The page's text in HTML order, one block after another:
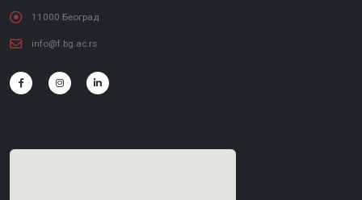
11000 Београд
info@f.bg.ac.rs